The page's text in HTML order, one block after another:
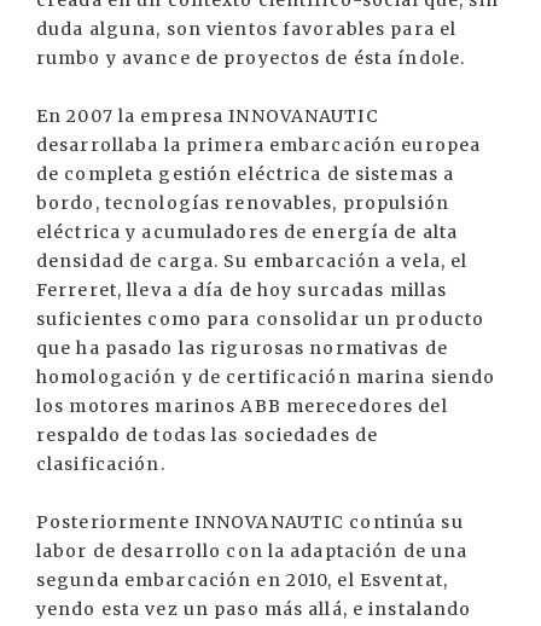
duda alguna, son vientos favorables para el
rumbo y avance de proyectos de ésta índole.
En 2007 la empresa INNOVANAUTIC
desarrollaba la primera embarcación europea
de completa gestión eléctrica de sistemas a
bordo, tecnologías renovables, propulsión
eléctrica y acumuladores de energía de alta
densidad de carga. Su embarcación a vela, el
Ferreret, lleva a día de hoy surcadas millas
suficientes como para consolidar un producto
que ha pasado las rigurosas normativas de
homologación y de certificación marina siendo
los motores marinos ABB merecedores del
respaldo de todas las sociedades de
clasificación.
Posteriormente INNOVANAUTIC continúa su
labor de desarrollo con la adaptación de una
segunda embarcación en 2010, el Esventat,
yendo esta vez un paso más allá, e instalando